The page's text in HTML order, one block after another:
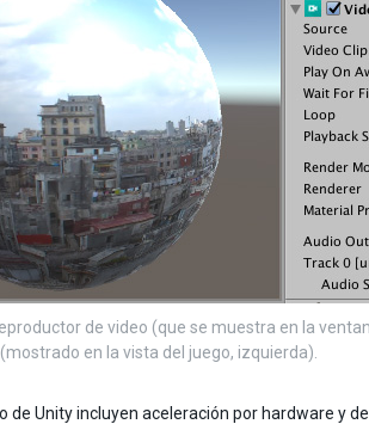
de video (que se muestra en la
en la vista del juego, izquierda).
de Unity incluyen aceleración por hardware y